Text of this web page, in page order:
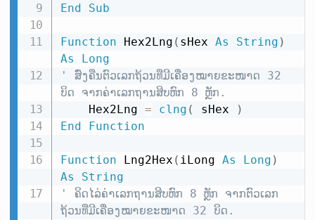
End
Sub
Function Hex2Lng ( sHex As String )
As
Long
' ສົ່ງຄືນຕົວເລກຖ້ວນທີ່ມີເຄື່ອງໝາຍຂະໜາດ 32
ບິດ ຈາກຄ່າເລກຖານສິບຫົກ 8 ຫຼັກ.
    Hex2Lng
= clng ( sHex
)
End
Function
Function Lng2Hex ( iLong As Long )
As
String
' ຄິດໄລ່ຄ່າເລກຖານສິບຫົກ 8 ຫຼັກ ຈາກຕົວເລກ
ຖ້ວນທີ່ມີເຄື່ອງໝາຍຂະໜາດ 32 ບິດ.